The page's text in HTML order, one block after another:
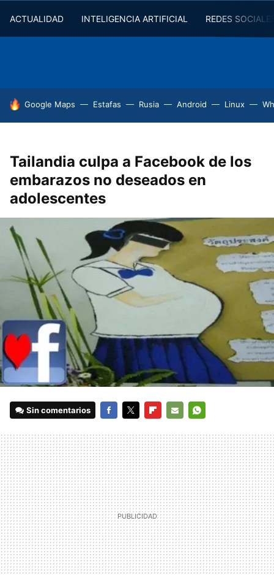
ACTUALIDAD INTELIGENCIA ARTIFICIAL REDES
HOY SE HABLA DE
Google Maps Estafas Rusia Android Linux
Tailandia culpa a Facebook de los
embarazos no deseados en
adolescentes
Sin comentarios
MAIL